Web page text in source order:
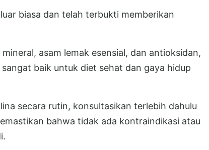
biasa dan telah terbukti memberikan
asam lemak esensial, dan antioksidan,
baik untuk diet sehat dan gaya hidup
secara rutin, konsultasikan terlebih dahulu
bahwa tidak ada kontraindikasi atau